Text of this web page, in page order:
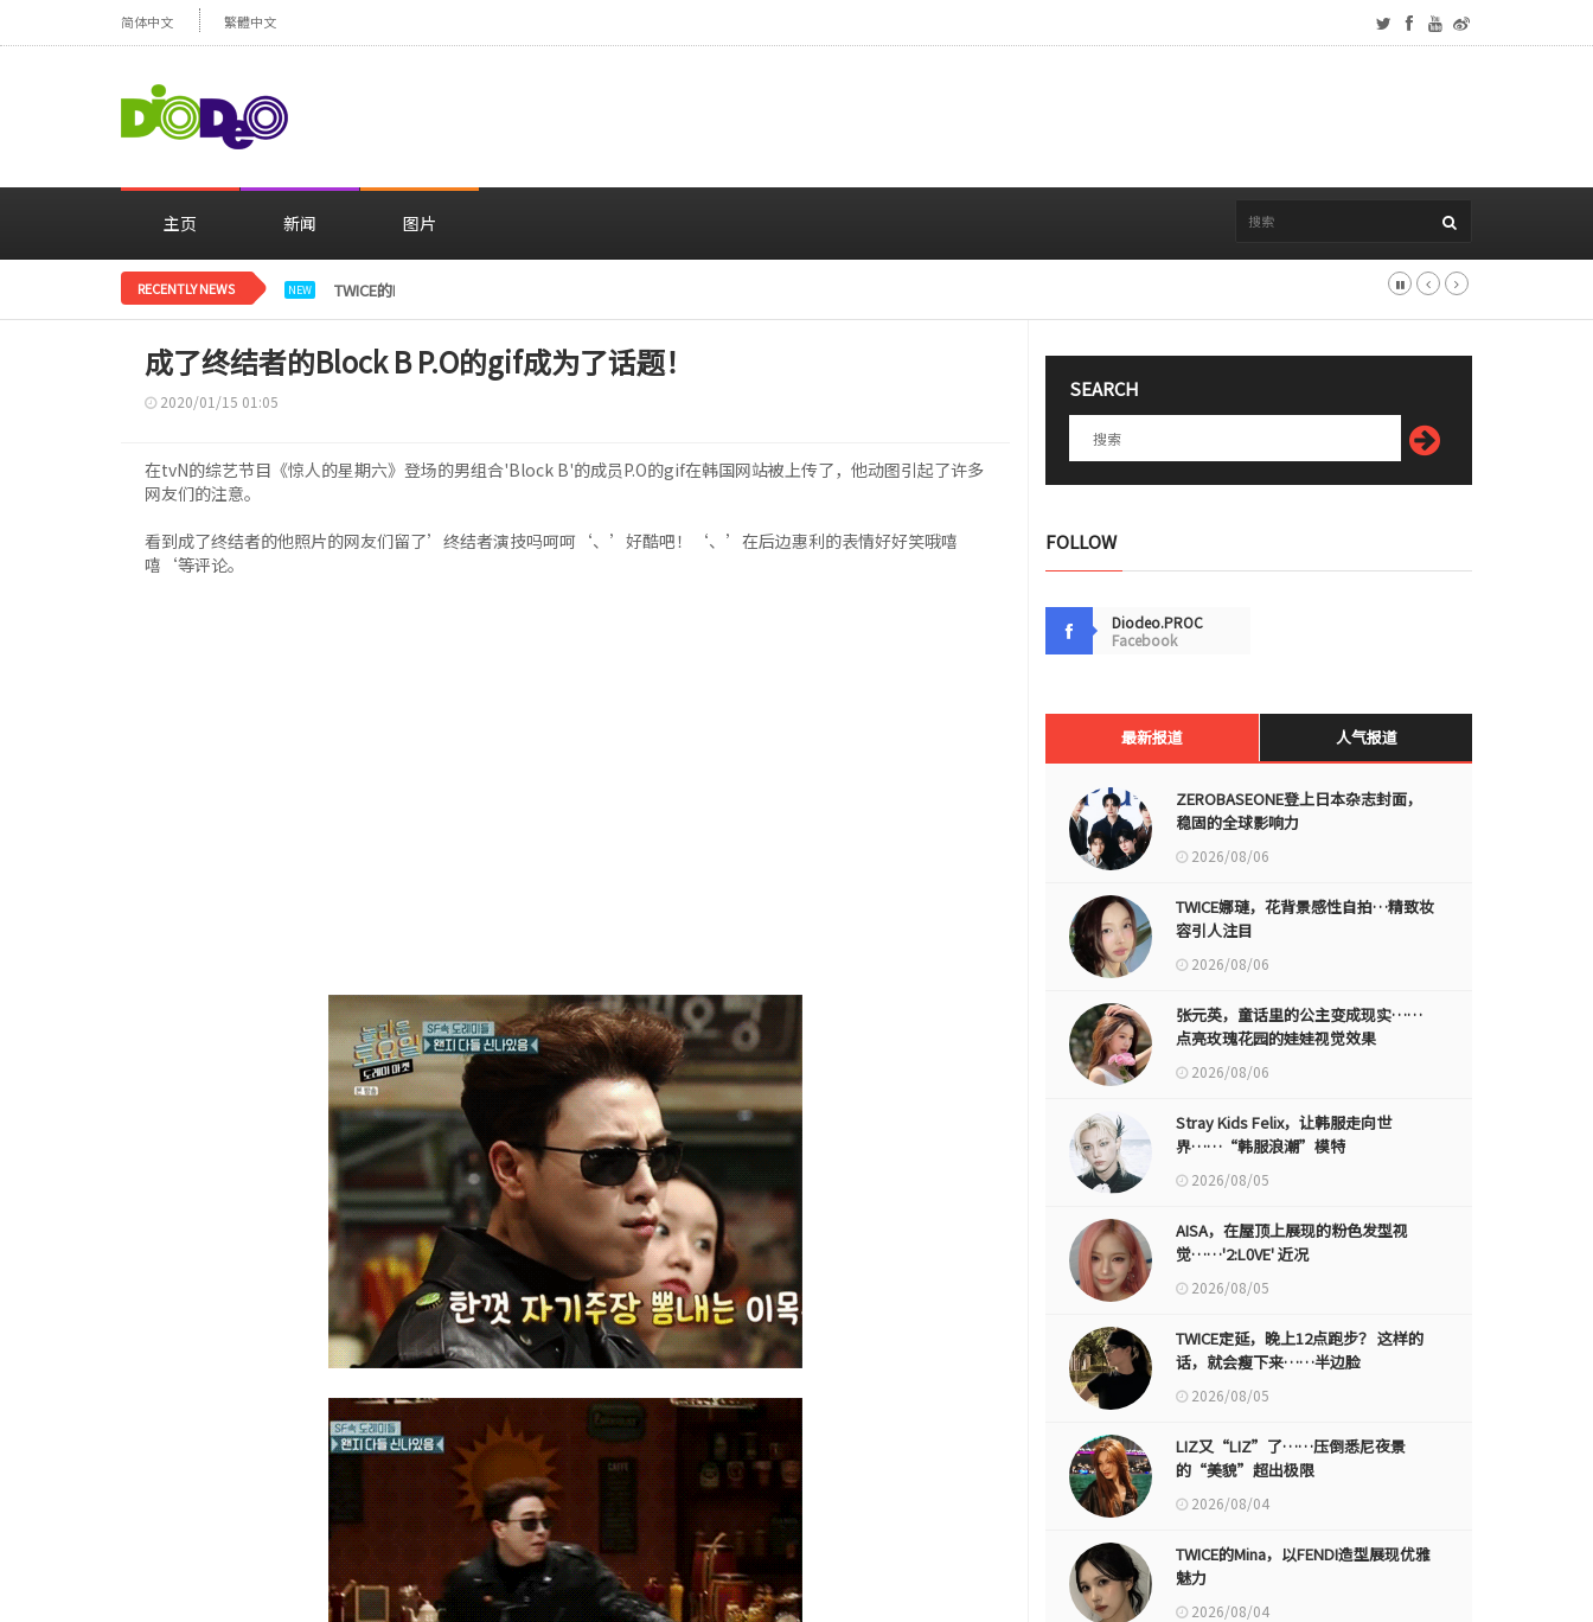
简体中文 繁體中文
主页 新闻 图片
RECENTLY NEWS NEW TWICE的Mina，以FENDI造型展现优雅魅力
成了终结者的Block B P.O的gif成为了话题！
2020/01/15 01:05
在tvN的综艺节目《惊人的星期六》登场的男组合'Block B'的成员P.O的gif在韩国网站被上传了，他动图引起了许多
网友们的注意。
看到成了终结者的他照片的网友们留了’终结者演技吗呵呵‘、’好酷吧！‘、’在后边惠利的表情好好笑哦嘻
嘻‘等评论。
SEARCH
FOLLOW
Diodeo.PROC
Facebook
最新报道 人气报道
ZEROBASEONE登上日本杂志封面，
稳固的全球影响力
2026/08/06
TWICE娜璉，花背景感性自拍…精致妆
容引人注目
2026/08/06
张元英，童话里的公主变成现实……
点亮玫瑰花园的娃娃视觉效果
2026/08/06
Stray Kids Felix，让韩服走向世
界……“韩服浪潮”模特
2026/08/05
AISA，在屋顶上展现的粉色发型视
觉……'2:L0VE' 近况
2026/08/05
TWICE定延，晚上12点跑步？ 这样的
话，就会瘦下来……半边脸
2026/08/05
LIZ又“LIZ”了……压倒悉尼夜景
的“美貌”超出极限
2026/08/04
TWICE的Mina，以FENDI造型展现优雅
魅力
2026/08/04